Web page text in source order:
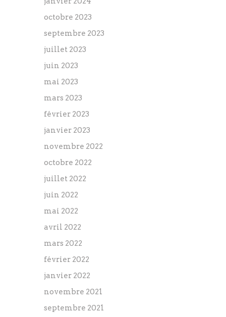
octobre 2023
septembre 2023
juillet 2023
juin 2023
mai 2023
mars 2023
février 2023
janvier 2023
novembre 2022
octobre 2022
juillet 2022
juin 2022
mai 2022
avril 2022
mars 2022
février 2022
janvier 2022
novembre 2021
septembre 2021